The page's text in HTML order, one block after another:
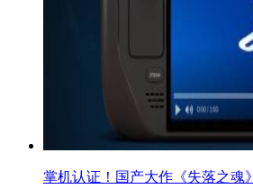
掌机认证！国产大作《失落之魂